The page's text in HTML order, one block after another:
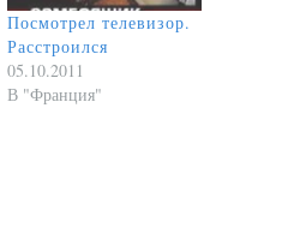
Посмотрел телевизор.
Расстроился
05.10.2011
В "Франция"